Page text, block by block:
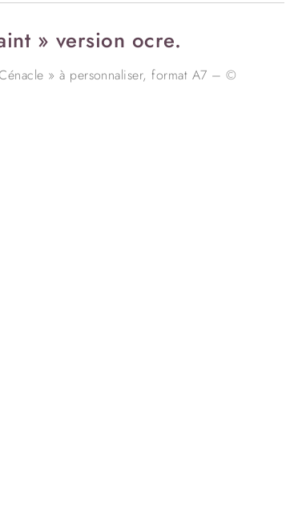
» version ocre.
» à personnaliser, format A7 – ©